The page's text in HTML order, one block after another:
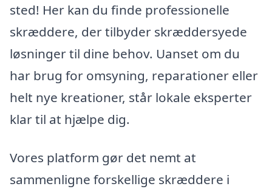
sted! Her kan du finde professionelle
skræddere, der tilbyder skræddersyede
løsninger til dine behov. Uanset om du
har brug for omsyning, reparationer eller
helt nye kreationer, står lokale eksperter
klar til at hjælpe dig.
Vores platform gør det nemt at
sammenligne forskellige skræddere i